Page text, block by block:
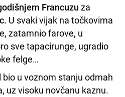
Francuzu za
U svaki vijak na točkovima
zatamnio farove, u
sve tapacirunge, ugradio
felge…
u voznom stanju odmah
uz visoku novčanu kaznu.